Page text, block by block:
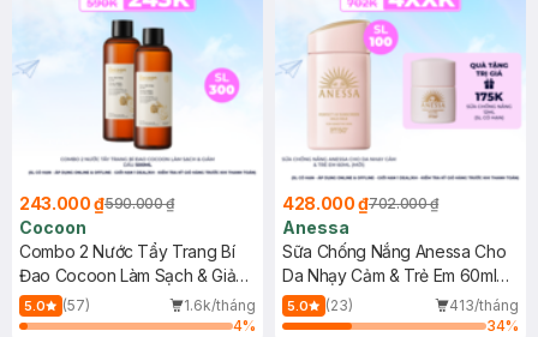
243.000 ₫590.000 ₫
Cocoon
Combo 2 Nước Tẩy Trang Bí
Đao Cocoon Làm Sạch & Giảm
Dầu 500ml
5.0 (57)
1.6k/tháng
4%
428.000 ₫702.000 ₫
Anessa
Sữa Chống Nắng Anessa Cho
Da Nhạy Cảm & Trẻ Em 60ml
(Mới)
5.0 (23)
413/tháng
34%